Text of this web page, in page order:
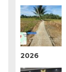
2026